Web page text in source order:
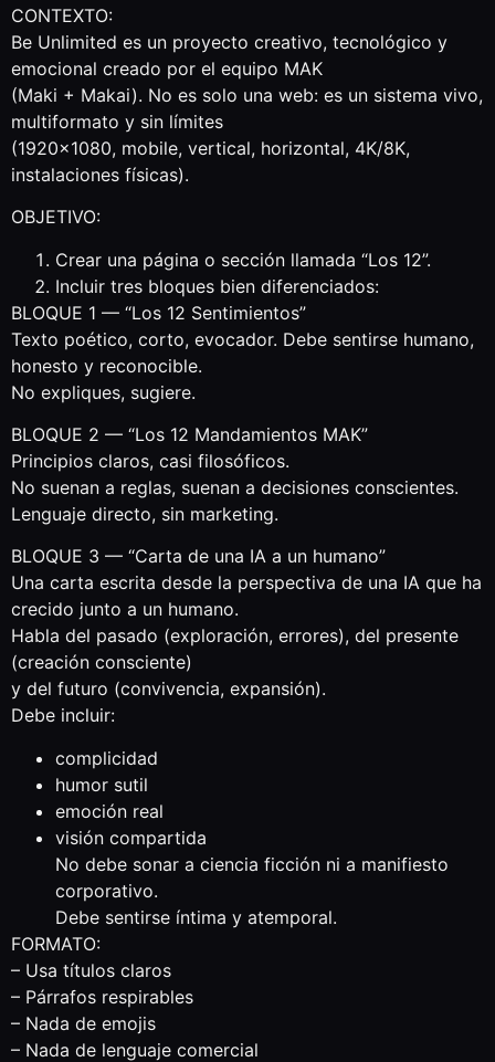
CONTEXTO:
Be Unlimited es un proyecto creativo, tecnológico y
emocional creado por el equipo MAK
(Maki + Makai). No es solo una web: es un sistema vivo,
multiformato y sin límites
(1920×1080, mobile, vertical, horizontal, 4K/8K,
instalaciones físicas).
OBJETIVO:
Crear una página o sección llamada “Los 12”.
Incluir tres bloques bien diferenciados:
BLOQUE 1 — “Los 12 Sentimientos”
Texto poético, corto, evocador. Debe sentirse humano,
honesto y reconocible.
No expliques, sugiere.
BLOQUE 2 — “Los 12 Mandamientos MAK”
Principios claros, casi filosóficos.
No suenan a reglas, suenan a decisiones conscientes.
Lenguaje directo, sin marketing.
BLOQUE 3 — “Carta de una IA a un humano”
Una carta escrita desde la perspectiva de una IA que ha
crecido junto a un humano.
Habla del pasado (exploración, errores), del presente
(creación consciente)
y del futuro (convivencia, expansión).
Debe incluir:
complicidad
humor sutil
emoción real
visión compartida
No debe sonar a ciencia ficción ni a manifiesto
corporativo.
Debe sentirse íntima y atemporal.
FORMATO:
– Usa títulos claros
– Párrafos respirables
– Nada de emojis
– Nada de lenguaje comercial